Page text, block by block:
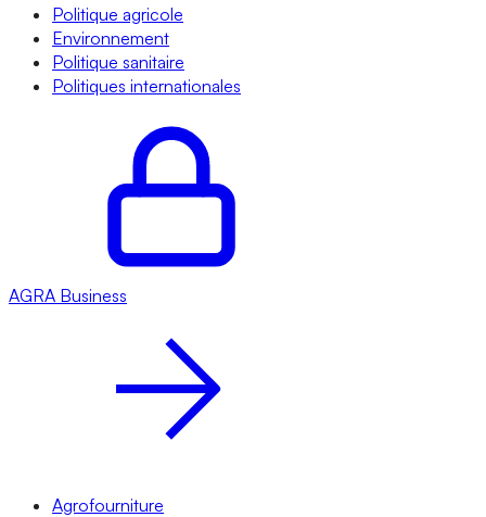
Politique agricole
Environnement
Politique sanitaire
Politiques internationales
AGRA Business
Agrofourniture